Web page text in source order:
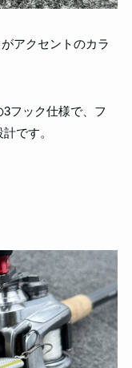
アクセントのカラ
フック仕様で、フ
です。